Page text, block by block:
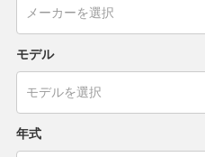
モデル
年式